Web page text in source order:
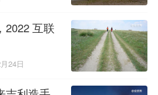
2022 互联
24日